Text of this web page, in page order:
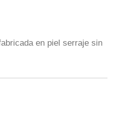
en piel serraje sin